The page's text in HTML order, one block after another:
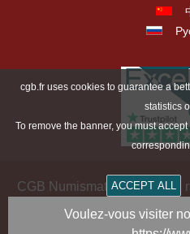
CGB Numismatics Paris - 36
FRANCE -
cgb.fr uses cookies to guarantee a
statistics
To remove the banner, you must
ACCEPT ALL
Voulez-vous visiter